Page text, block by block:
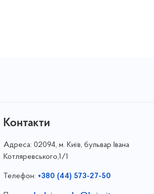
Контакти
Адреса: 02094, м. Київ, бульвар Івана
Котляревського,1/1
Телефон: +380 (44) 573-27-50